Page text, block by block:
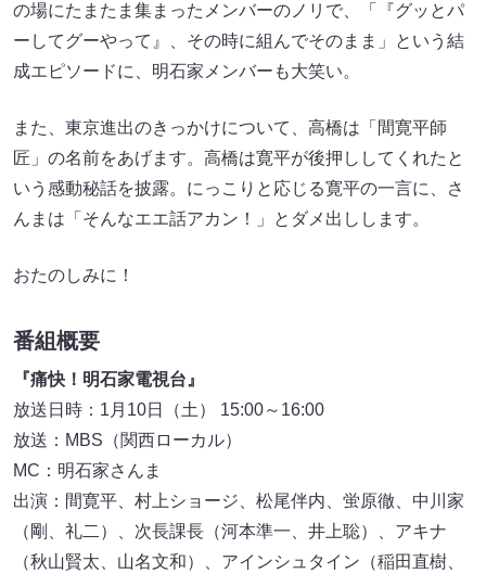
の場にたまたま集まったメンバーのノリで、「『グッとパ
ーしてグーやって』、その時に組んでそのまま」という結
成エピソードに、明石家メンバーも大笑い。
また、東京進出のきっかけについて、高橋は「間寛平師
匠」の名前をあげます。高橋は寛平が後押ししてくれたと
いう感動秘話を披露。にっこりと応じる寛平の一言に、さ
んまは「そんなエエ話アカン！」とダメ出しします。
おたのしみに！
番組概要
『痛快！明石家電視台』
放送日時：1月10日（土） 15:00～16:00
放送：MBS（関西ローカル）
MC：明石家さんま
出演：間寛平、村上ショージ、松尾伴内、蛍原徹、中川家
（剛、礼二）、次長課長（河本準一、井上聡）、アキナ
（秋山賢太、山名文和）、アインシュタイン（稲田直樹、